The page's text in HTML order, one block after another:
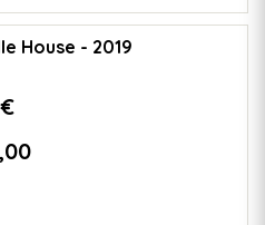
House - 2019
€